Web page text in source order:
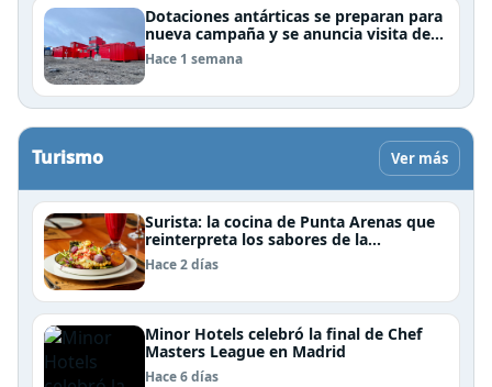
Dotaciones antárticas se preparan para
nueva campaña y se anuncia visita de
Pdte Kast y su gabinete al continente
blanco
Hace 1 semana
Turismo Ver más
Surista: la cocina de Punta Arenas que
reinterpreta los sabores de la
Patagonia
Hace 2 días
Minor Hotels celebró la final de Chef
Masters League en Madrid
Hace 6 días